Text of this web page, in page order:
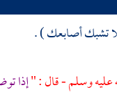
عليه وسلم - قال : "إذا